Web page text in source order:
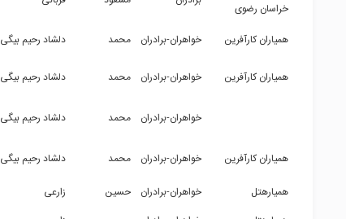
خراسان رضوی
همیاران کارآفرین خواهران-برادران محمد دلشاد رحیم بیگی
همیاران کارآفرین خواهران-برادران محمد دلشاد رحیم بیگی
خواهران-برادران محمد دلشاد رحیم بیگی
همیاران کارآفرین خواهران-برادران محمد دلشاد رحیم بیگی
همیارهتل خواهران-برادران حسین زارعی